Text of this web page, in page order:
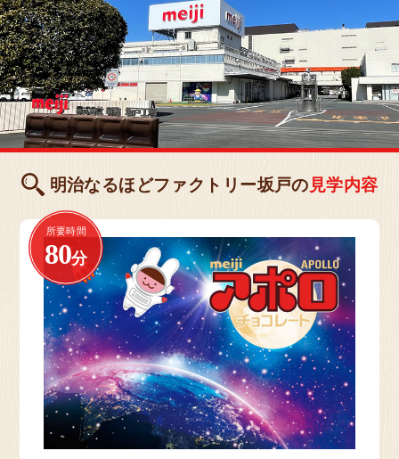
埼玉県 坂戸市
お菓子の工場
明治なるほどファクトリー
坂戸
見学予約・お問い合わせ
静岡県 藤枝市
お菓子の工場
明治なるほどファクトリー
東海
見学予約・お問い合わせ
明治なるほどファクトリー坂戸の 見学内容
所要時間
80分